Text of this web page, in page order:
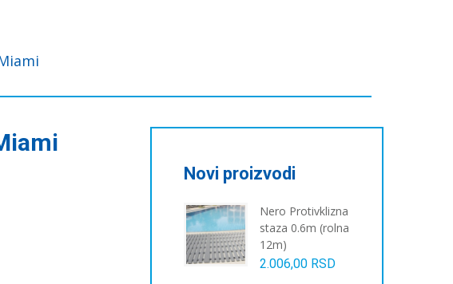
Novi proizvodi
Nero Protivklizna
staza 0.6m (rolna
12m)
2.006,00 RSD